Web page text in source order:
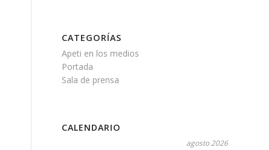
CATEGORÍAS
Apeti en los medios
Portada
Sala de prensa
CALENDARIO
agosto 2026